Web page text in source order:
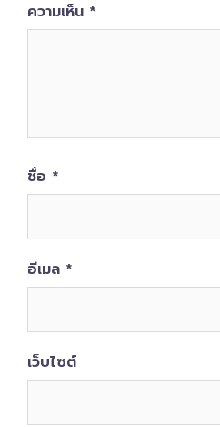
ความเห็น *
ชื่อ *
อีเมล *
เว็บไซต์